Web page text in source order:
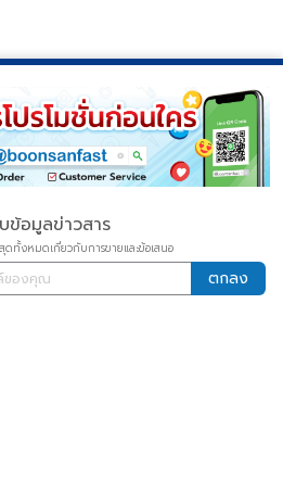
ข้อมูลข่าวสาร
ดทั้งหมดเกี่ยวกับการขายและข้อเสนอ
ตกลง